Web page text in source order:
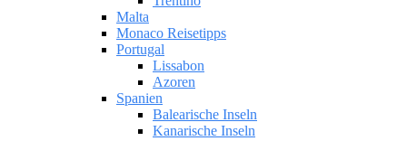
Malta
Monaco Reisetipps
Portugal
Lissabon
Azoren
Spanien
Balearische Inseln
Kanarische Inseln